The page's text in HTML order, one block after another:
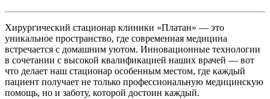
Хирургический стационар клиники «Платан» — это
уникальное пространство, где современная медицина
встречается с домашним уютом. Инновационные технологии
в сочетании с высокой квалификацией наших врачей — вот
что делает наш стационар особенным местом, где каждый
пациент получает не только профессиональную медицинскую
помощь, но и заботу, которой достоин каждый.